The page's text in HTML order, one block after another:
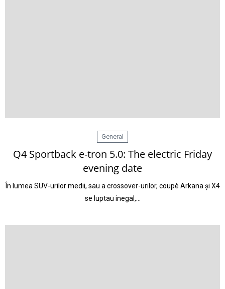
General
Q4 Sportback e-tron 5.0: The electric Friday
evening date
În lumea SUV-urilor medii, sau a crossover-urilor, coupè Arkana și X4
se luptau inegal,…